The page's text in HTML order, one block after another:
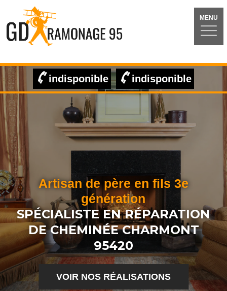
MENU
indisponible indisponible
Artisan de père en fils 3e
génération
SPÉCIALISTE EN RÉPARATION
DE CHEMINÉE CHARMONT
95420
VOIR NOS RÉALISATIONS